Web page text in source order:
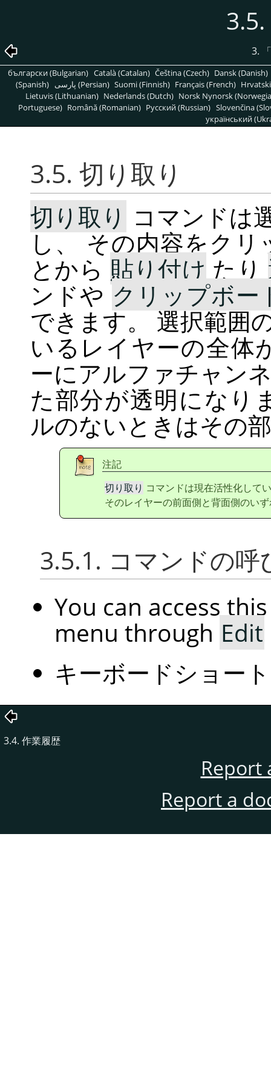
3. 「
български (Bulgarian) Català (Catalan) Čeština (Czech) Dansk (Danish)
(Spanish)
پارسی (Persian) Suomi (Finnish) Français (French)
Lietuvis (Lithuanian) Nederlands (Dutch) Norsk Nynorsk
Portuguese) Română (Romanian) Pусский (Russian) Slovenčina
український
3.5. 切り取り
切り取り コマンドは
し、 その内容をクリ
とから 貼り付け たり
ンドやクリップボー
できます。 選択範囲
いるレイヤーの全体
ーにアルファチャン
た部分が透明になり
ルのないときはその
注記
切り取り コマンドは現在活性化して
そのレイヤーの前面側と背面側のい
3.5.1. コマンドの呼
You can access
menu through Edit
キーボードショー
3.4. 作業履歴
Report
Report a